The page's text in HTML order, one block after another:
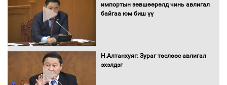
импортын зөвшөөрөлд чинь авлигал
байгаа юм биш үү
Н.Алтанхуяг: Зураг төслөөс авлигал
эхэлдэг